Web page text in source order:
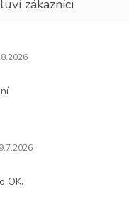
obchodu je 5 z 5
obchodu je 5 z 5
OK.